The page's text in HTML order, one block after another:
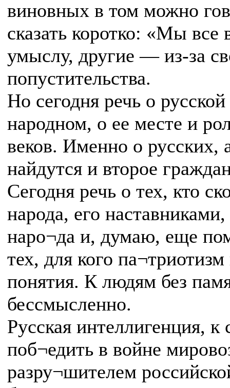
виновных в том можно
сказать коротко: «Мы
умыслу, другие — из-за
попустительства.
Но сегодня речь о
народном, о ее месте и
веков. Именно о русских,
найдутся и второе
Сегодня речь о тех, кто
народа, его
наро¬да и, думаю, еще
тех, для кого
понятия. К людям без
бессмысленно.
Русская интеллигенция,
поб¬едить в войне
разру¬шителем